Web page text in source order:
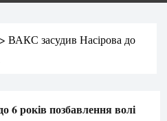
> ВАКС засудив Насірова до
6 років позбавлення волі